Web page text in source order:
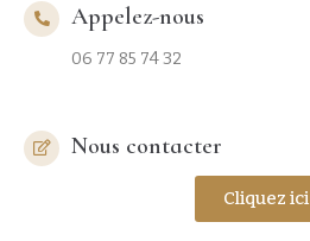
Appelez-nous
06 77 85 74 32
Nous contacter
Cliquez ici